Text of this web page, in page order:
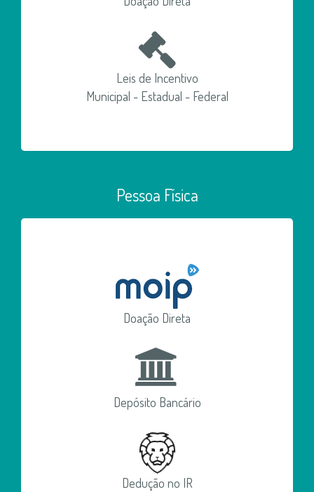
Leis de Incentivo
Municipal - Estadual - Federal
Pessoa Física
Doação Direta
Depósito Bancário
Dedução no IR